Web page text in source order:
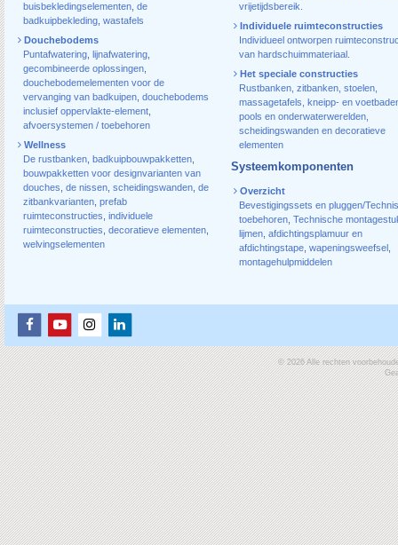
buisbekledingselementen, de
badkuipbekleding, wastafels
Douchebodems
Puntafwatering lijnafwatering
gecombineerde oplossingen
douchebodemelementen voor de
vervanging van badkuipen douchebodems
inclusief oppervlakte-element
afvoersystemen / toebehoren
Wellness
De rustbanken badkuipbouwpakketten
bouwpakketten voor designvarianten van
douches de nissen scheidingswanden de
zitbankvarianten prefab
ruimteconstructies individuele
ruimteconstructies decoratieve elementen
welvingselementen
vrijetijdsbereik.
Individuele ruimteconstructies
Individueel ontworpen
van hardschuimmateriaal.
Het speciale constructies
Rustbanken, zitbanken, stoelen,
massagetafels, kneipp- en
pools en onderwaterwerelden,
scheidingswanden en decoratieve
elementen
Systeemkomponenten
Overzicht
Bevestigingssets en pluggen/
toebehoren, Technische
lijmen, afdichtingsplamuur en
afdichtingstape, wapeningsweefsel,
montagehulpmiddelen
© 2026 Alle rechten